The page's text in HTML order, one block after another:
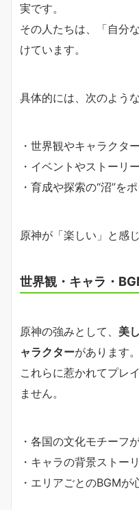
実です。
その人たちは、「自分
けています。
具体的には、次のよう
・世界観やキャラクタ
・イベントやストーリ
・育成や探索の“沼”を
原神が「楽しい」と感
世界観・キャラ・
原神の強みとして、 美
ャラクターがあります。
これらに惹かれてプレ
ません。
・各国の文化モチーフ
・キャラの背景ストー
・エリアごとのBGMが